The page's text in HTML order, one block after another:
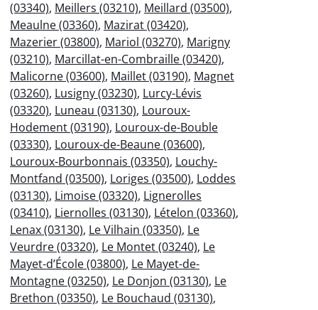
(03340), Meillers (03210), Meillard (03500),
Meaulne (03360), Mazirat (03420),
Mazerier (03800), Mariol (03270), Marigny
(03210), Marcillat-en-Combraille (03420),
Malicorne (03600), Maillet (03190), Magnet
(03260), Lusigny (03230), Lurcy-Lévis
(03320), Luneau (03130), Louroux-
Hodement (03190), Louroux-de-Bouble
(03330), Louroux-de-Beaune (03600),
Louroux-Bourbonnais (03350), Louchy-
Montfand (03500), Loriges (03500), Loddes
(03130), Limoise (03320), Lignerolles
(03410), Liernolles (03130), Lételon (03360),
Lenax (03130), Le Vilhain (03350), Le
Veurdre (03320), Le Montet (03240), Le
Mayet-d’École (03800), Le Mayet-de-
Montagne (03250), Le Donjon (03130), Le
Brethon (03350), Le Bouchaud (03130),